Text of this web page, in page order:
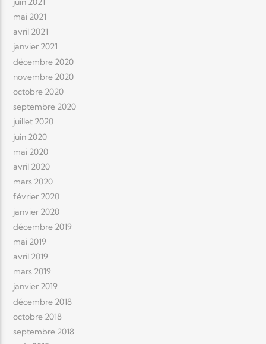
mai 2021
avril 2021
janvier 2021
décembre 2020
novembre 2020
octobre 2020
septembre 2020
juillet 2020
juin 2020
mai 2020
avril 2020
mars 2020
février 2020
janvier 2020
décembre 2019
mai 2019
avril 2019
mars 2019
janvier 2019
décembre 2018
octobre 2018
septembre 2018